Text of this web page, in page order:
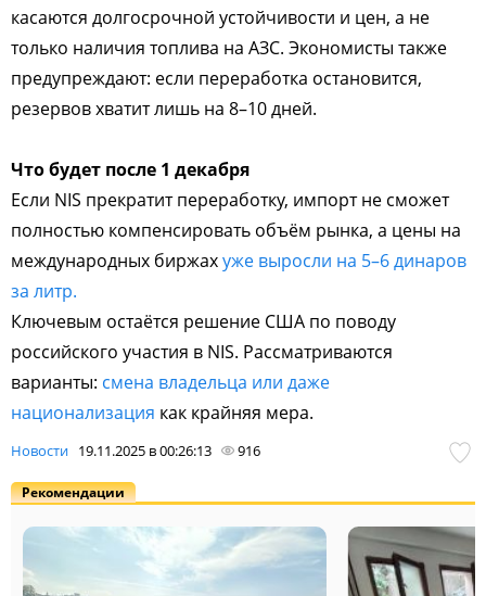
касаются долгосрочной устойчивости и цен, а не
только наличия топлива на АЗС. Экономисты также
предупреждают: если переработка остановится,
резервов хватит лишь на 8–10 дней.
Что будет после 1 декабря
Если NIS прекратит переработку, импорт не сможет
полностью компенсировать объём рынка, а цены на
международных биржахуже выросли на 5–6 динаров
за литр.
Ключевым остаётся решение США по поводу
российского участия в NIS. Рассматриваются
варианты: смена владельца или даже
национализация как крайняя мера.
Новости 19.11.2025 в 00:26:13 916
Рекомендации